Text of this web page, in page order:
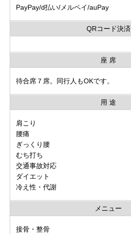
PayPay/d払い/メルペイ/auPay
QRコード決済
座 席
待合席７席。同行人もOKです。
用 途
肩こり
腰痛
ぎっくり腰
むち打ち
交通事故対応
ダイエット
冷え性・代謝
メニュー
接骨・整骨